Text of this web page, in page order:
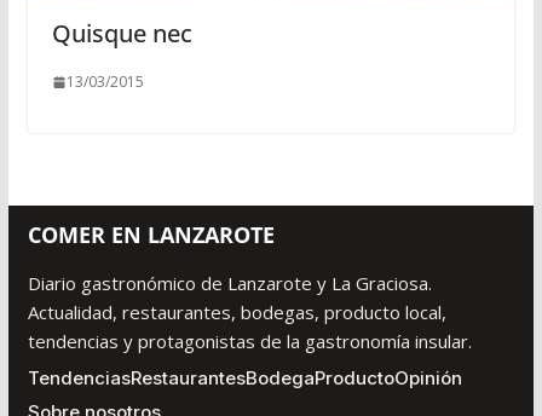
Quisque nec
13/03/2015
COMER EN LANZAROTE
Diario gastronómico de Lanzarote y La Graciosa.
Actualidad, restaurantes, bodegas, producto local,
tendencias y protagonistas de la gastronomía insular.
TendenciasRestaurantesBodegaProductoOpinión